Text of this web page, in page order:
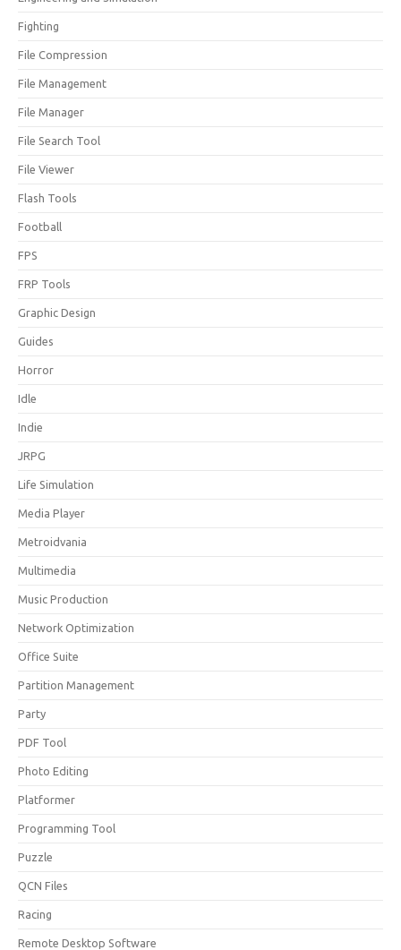
Fighting
File Compression
File Management
File Manager
File Search Tool
File Viewer
Flash Tools
Football
FPS
FRP Tools
Graphic Design
Guides
Horror
Idle
Indie
JRPG
Life Simulation
Media Player
Metroidvania
Multimedia
Music Production
Network Optimization
Office Suite
Partition Management
Party
PDF Tool
Photo Editing
Platformer
Programming Tool
Puzzle
QCN Files
Racing
Remote Desktop Software